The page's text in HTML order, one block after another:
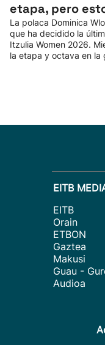
etapa, pero
La polaca Dominica
que ha decidido la
Itzulia Women 2026.
la etapa y octava en la
EITB
EITB
Orain
ETBON
Gaztea
Makusi
Guau -
Audioa